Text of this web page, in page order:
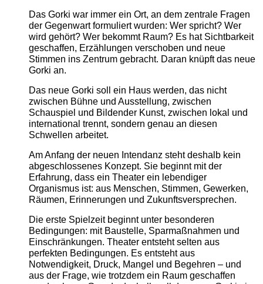
Das Gorki war immer ein Ort, an dem zentrale Fragen
der Gegenwart formuliert wurden: Wer spricht? Wer
wird gehört? Wer bekommt Raum? Es hat Sichtbarkeit
geschaffen, Erzählungen verschoben und neue
Stimmen ins Zentrum gebracht. Daran knüpft das neue
Gorki an.
Das neue Gorki soll ein Haus werden, das nicht
zwischen Bühne und Ausstellung, zwischen
Schauspiel und Bildender Kunst, zwischen lokal und
international trennt, sondern genau an diesen
Schwellen arbeitet.
Am Anfang der neuen Intendanz steht deshalb kein
abgeschlossenes Konzept. Sie beginnt mit der
Erfahrung, dass ein Theater ein lebendiger
Organismus ist: aus Menschen, Stimmen, Gewerken,
Räumen, Erinnerungen und Zukunftsversprechen.
Die erste Spielzeit beginnt unter besonderen
Bedingungen: mit Baustelle, Sparmaßnahmen und
Einschränkungen. Theater entsteht selten aus
perfekten Bedingungen. Es entsteht aus
Notwendigkeit, Druck, Mangel und Begehren – und
aus der Frage, wie trotzdem ein Raum geschaffen